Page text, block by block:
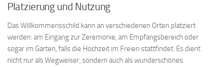
Platzierung und Nutzung
Das Willkommensschild kann an verschiedenen Orten platziert
werden: am Eingang zur Zeremonie, am Empfangsbereich oder
sogar im Garten, falls die Hochzeit im Freien stattfindet. Es dient
nicht nur als Wegweiser, sondern auch als wunderschönes